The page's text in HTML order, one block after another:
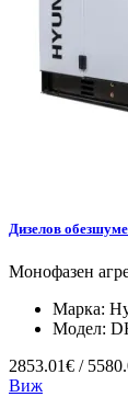
Дизелов
Монофазен
Марка:
Модел:
2853.01€ /
Виж